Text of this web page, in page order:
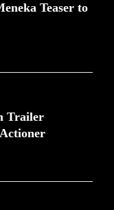
Teaser to
Trailer